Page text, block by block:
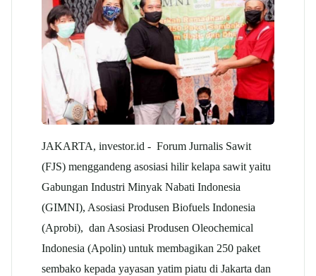
JAKARTA, investor.id - Forum Jurnalis Sawit
(FJS) menggandeng asosiasi hilir kelapa sawit yaitu
Gabungan Industri Minyak Nabati Indonesia
(GIMNI), Asosiasi Produsen Biofuels Indonesia
(Aprobi), dan Asosiasi Produsen Oleochemical
Indonesia (Apolin) untuk membagikan 250 paket
sembako kepada yayasan yatim piatu di Jakarta dan